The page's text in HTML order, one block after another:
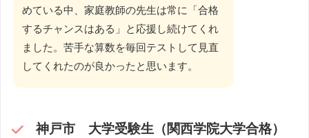
めている中、家庭教師の先生は常に「合格
するチャンスはある」と応援し続けてくれ
ました。苦手な算数を毎回テストして見直
してくれたのが良かったと思います。
神戸市 大学受験生（関西学院大学合格）